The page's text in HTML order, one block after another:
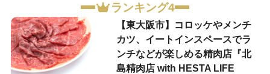
ランキング4
【東大阪市】コロッケやメンチ
カツ、イートインスペースでラ
ンチなどが楽しめる精肉店『北
島精肉店 with HESTA LIFE